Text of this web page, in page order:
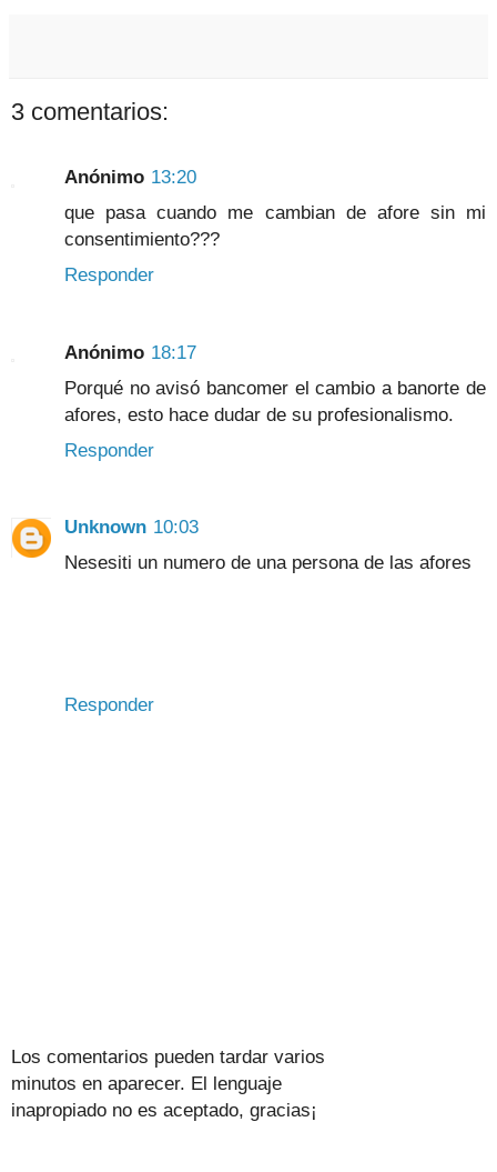
3 comentarios:
Anónimo 13:20
que pasa cuando me cambian de afore sin mi
consentimiento???
Responder
Anónimo 18:17
Porqué no avisó bancomer el cambio a banorte de
afores, esto hace dudar de su profesionalismo.
Responder
Unknown 10:03
Nesesiti un numero de una persona de las afores
Responder
Los comentarios pueden tardar varios
minutos en aparecer. El lenguaje
inapropiado no es aceptado, gracias¡